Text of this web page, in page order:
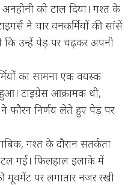
को टाल दिया। गश्त के
ने चार वनकर्मियों की सांसें
कि उन्हें पेड़ पर चढ़कर अपनी
का सामना एक वयस्क
टाइग्रेस आक्रामक थी,
फौरन निर्णय लेते हुए पेड़ पर
गश्त के दौरान सतर्कता
गई। फिलहाल इलाके में
मूवमेंट पर लगातार नजर रखी